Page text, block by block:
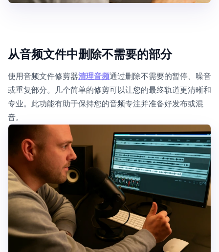
从音频文件中删除不需要的部分
使用音频文件修剪器清理音频通过删除不需要的暂停、噪音
或重复部分。几个简单的修剪可以让您的最终轨道更清晰和
专业。此功能有助于保持您的音频专注并准备好发布或混
音。